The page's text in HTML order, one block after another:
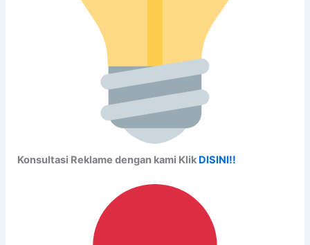
Konsultasi Reklame dengan kami Klik DISINI!!